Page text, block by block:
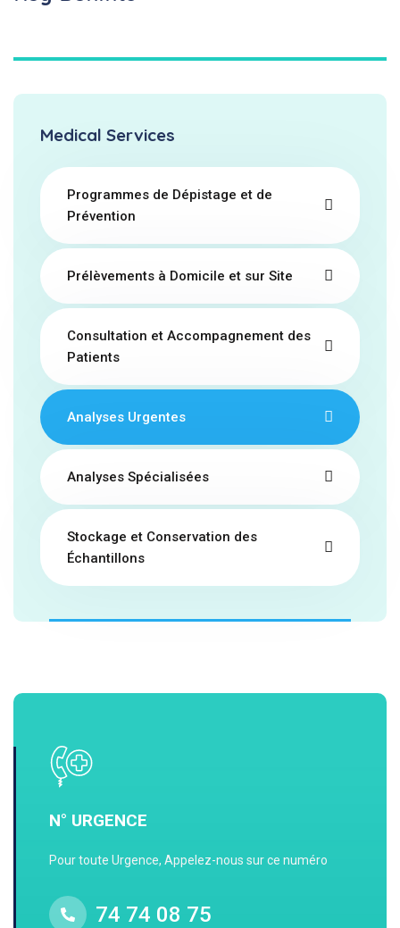
Medical Services
Programmes de Dépistage et de
Prévention
Prélèvements à Domicile et sur Site
Consultation et Accompagnement des
Patients
Analyses Urgentes
Analyses Spécialisées
Stockage et Conservation des
Échantillons
N° URGENCE
Pour toute Urgence, Appelez-nous sur ce numéro
74 74 08 75